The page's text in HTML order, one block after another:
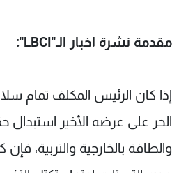
مقدمة نشرة اخبار الـ"LBCI":
إذا كان الرئيس المكلف تمام
الحر على عرضه الأخير استبدال
والطاقة بالخارجية والتربية،